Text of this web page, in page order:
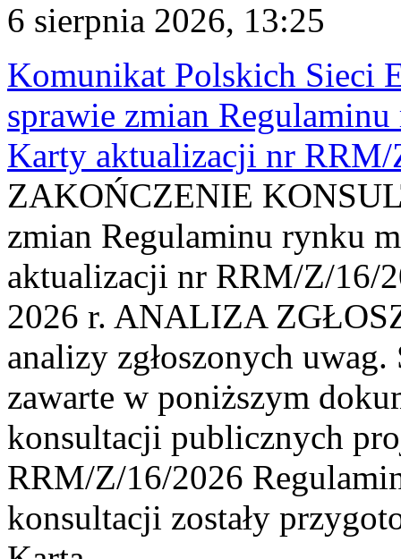
6 sierpnia 2026, 13:25
Komunikat Polskich Sieci
sprawie zmian
Karty aktualizacji nr
ZAKOŃCZENIE
zmian Regulaminu rynku
aktualizacji nr RRM/Z/16/
2026 r. ANALIZA
analizy zgłoszonych
zawarte w poniższym
konsultacji publicznych
RRM/Z/16/2026
konsultacji zostały